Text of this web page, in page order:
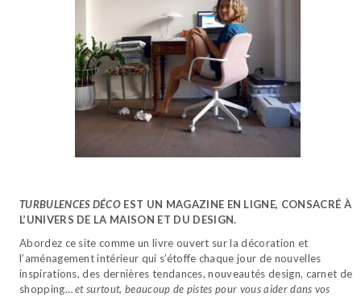
TURBULENCES DÉCO EST UN MAGAZINE EN LIGNE, CONSACRÉ À
L’UNIVERS DE LA MAISON ET DU DESIGN.
Abordez ce site comme un livre ouvert sur la décoration et
l’aménagement intérieur qui s’étoffe chaque jour de nouvelles
inspirations, des dernières tendances, nouveautés design, carnet de
shopping…et surtout, beaucoup de pistes pour vous aider dans vos